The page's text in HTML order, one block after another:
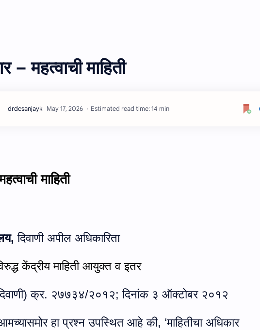
– महत्‍वाची माहिती
Estimated read time: 14 min
माहिती
दिवाणी अपील अधिकारिता
केंद्रीय माहिती आयुक्त व इतर
क्र. २७७३४/२०१२; दिनांक ३ ऑक्टोबर २०१२
हा प्रश्न उपस्थित आहे की, ‘माहितीचा अधिकार